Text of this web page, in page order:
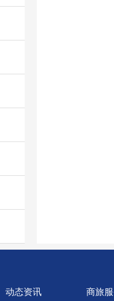
动态资讯 商旅